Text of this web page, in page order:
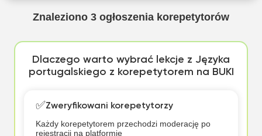
Znaleziono 3 ogłoszenia korepetytorów
Dlaczego warto wybrać lekcje z Języka
portugalskiego z korepetytorem na BUKI
✅Zweryfikowani korepetytorzy
Każdy korepetytorem przechodzi moderację po
rejestracji na platformie